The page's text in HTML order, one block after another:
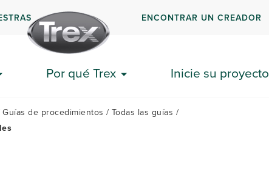
ENCONTRAR UN CREADOR
Por qué Trex Inicie su proyecto
GUÍAS
EXPLICATIVAS
FRECUENTES
Guías de procedimientos
Todas las guías